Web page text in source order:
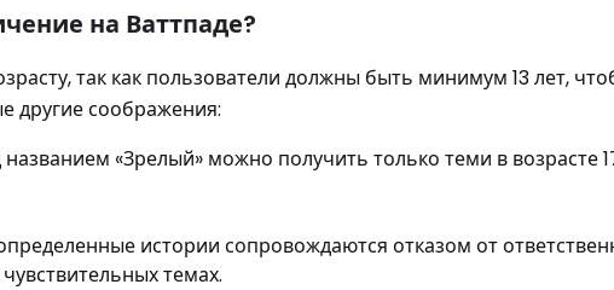
на Ваттпаде?
так как пользователи должны быть минимум 13 лет,
другие соображения:
«Зрелый» можно получить только теми в возрасте
истории сопровождаются отказом от
темах.